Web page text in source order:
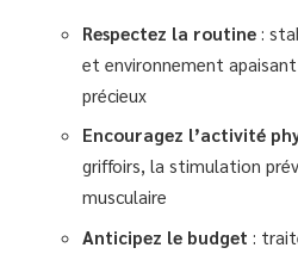
Respectez la routine :
et environnement
précieux
Encouragez l’activité
griffoirs, la stimulation
musculaire
Anticipez le budget :